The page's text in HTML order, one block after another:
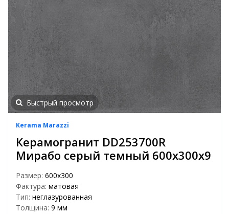
Быстрый просмотр
Kerama Marazzi
Керамогранит DD253700R
Мирабо серый темный 600х300х9
Размер: 600x300
Фактура: матовая
Тип: неглазурованная
Толщина: 9 мм